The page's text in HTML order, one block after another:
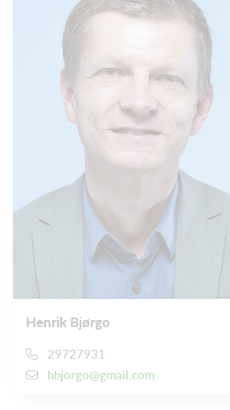
Henrik Bjørgo
29727931
hbjorgo@gmail.com